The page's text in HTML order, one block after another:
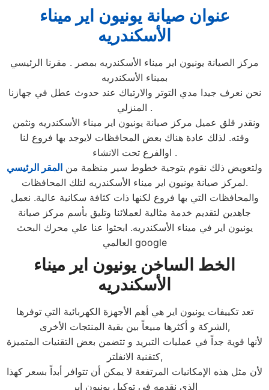
عنوان صيانة يونيون اير ميناء
الأسكندريه
مركز الصيانة يونيون اير ميناء الأسكندريه بمصر . مقرنا الرئيسي
بميناء الأسكندريه
نحن نعرف جيدا مدي التوتر والارتباك عند حدوث عطل في جهازنا
المنزلي .
وقته. لذلك عادة هناك بعض المحافظات لايوجد بها فروع لنا
اوالفرع تحت الانشاء .
ولتعويض ذلك نقوم بتوجية خطوط سير منظمة من المقر الرئيسي
لمركز صيانة يونيون اير ميناء الأسكندريه لتلك المحافظات.
والمحافظات التي بها فروع لكنها ذات كثافة سكانية عالية. نعمل
جاهدين لتقديم خدمة مثالية لعملائنا وتليق بأسم مركز صيانة
يونيون اير في ميناء الأسكندريه. ابحثوا عنا علي محرك البحث
العالمي google
الخط الساخن يونيون اير ميناء
الأسكندريه
تعد تكييفات يونيون اير هي أهم الأجهزة الكهربائية التي توفرها
الشركة و أكثرها مبيعاً بين بقية المنتجات الأخرى,
لأنها قوية جداً في عمليات التبريد و تتضمن بعض التقنيات المتميزة
كتقنية الانفلتر,
لأن مثل هذه الإمكانيات المرتفعة لا يمكن أن تتوافر أبداً بسعر كهذا
الذي نقدمه في توكيل يونيون اير